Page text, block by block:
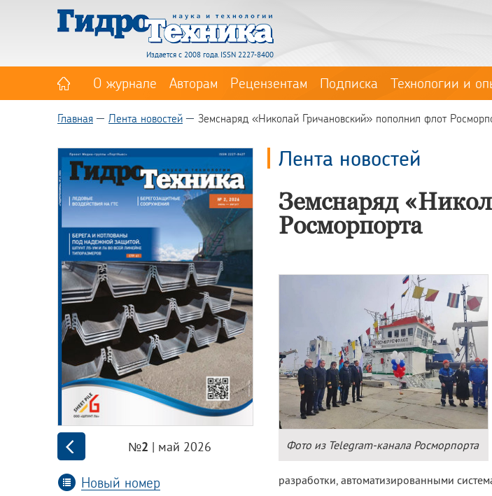
Издается с 2008 года. ISSN 2227-8400
О журнале Авторам Рецензентам Подписка Технологии и
Главная Лента новостей Земснаряд «Николай Гричановский» пополнил флот
№2 | май 2026
Новый номер
Лента новостей
Земснаряд
Росморпорта
Фото из Telegram-канала Росморпорта
разработки, автоматизированными